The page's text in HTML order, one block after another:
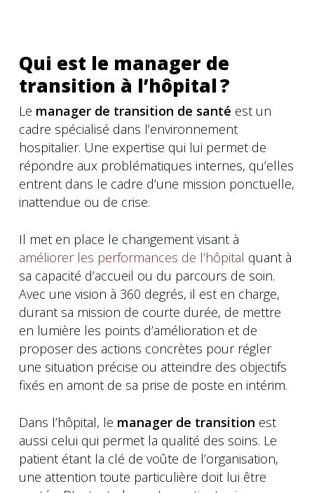
Qui est le manager de
transition à l’hôpital ?
Le manager de transition de santé est un
cadre spécialisé dans l’environnement
hospitalier. Une expertise qui lui permet de
répondre aux problématiques internes, qu’elles
entrent dans le cadre d’une mission ponctuelle,
inattendue ou de crise.
Il met en place le changement visant à
améliorer les performances de l’hôpital quant à
sa capacité d’accueil ou du parcours de soin.
Avec une vision à 360 degrés, il est en charge,
durant sa mission de courte durée, de mettre
en lumière les points d’amélioration et de
proposer des actions concrètes pour régler
une situation précise ou atteindre des objectifs
fixés en amont de sa prise de poste en intérim.
Dans l’hôpital, le manager de transition est
aussi celui qui permet la qualité des soins. Le
patient étant la clé de voûte de l’organisation,
une attention toute particulière doit lui être